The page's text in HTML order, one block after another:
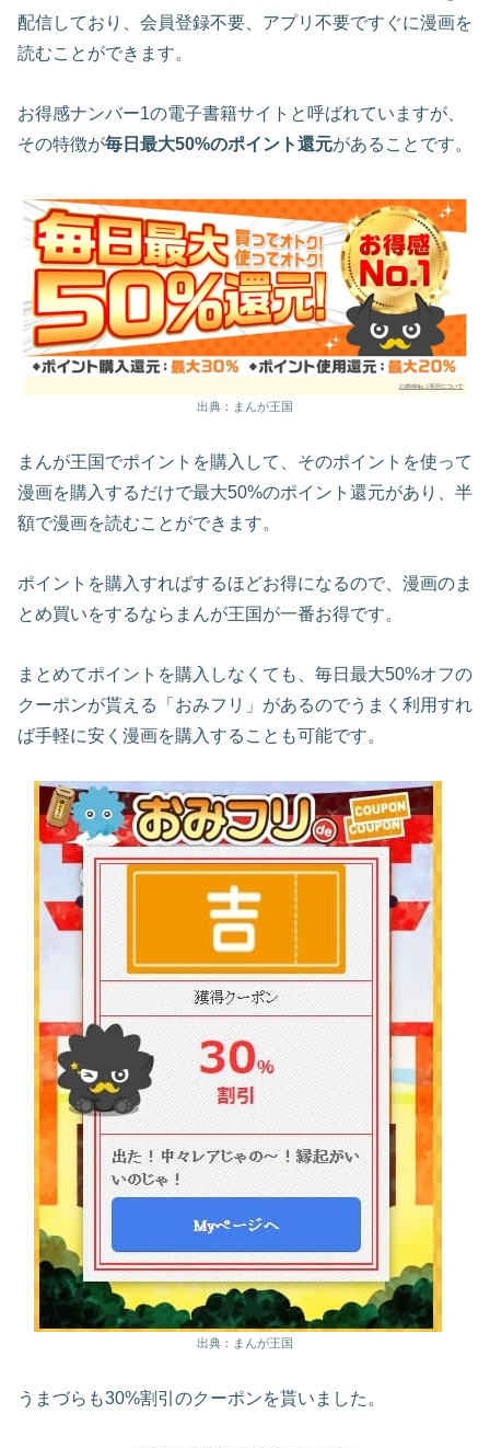
配信しており、会員登録不要、アプリ不要ですぐに漫画を
読むことができます。
お得感ナンバー1の電子書籍サイトと呼ばれていますが、
その特徴が毎日最大50%のポイント還元があることです。
出典：まんが王国
まんが王国でポイントを購入して、そのポイントを使って
漫画を購入するだけで最大50%のポイント還元があり、半
額で漫画を読むことができます。
ポイントを購入すればするほどお得になるので、漫画のま
とめ買いをするならまんが王国が一番お得です。
まとめてポイントを購入しなくても、毎日最大50%オフの
クーポンが貰える「おみフリ」があるのでうまく利用すれ
ば手軽に安く漫画を購入することも可能です。
出典：まんが王国
うまづらも30%割引のクーポンを貰いました。